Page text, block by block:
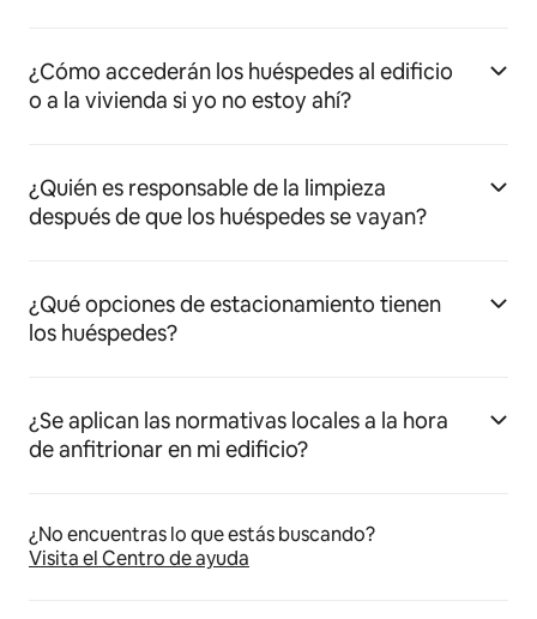
¿Cómo accederán los huéspedes al edificio
o a la vivienda si yo no estoy ahí?
¿Quién es responsable de la limpieza
después de que los huéspedes se vayan?
¿Qué opciones de estacionamiento tienen
los huéspedes?
¿Se aplican las normativas locales a la hora
de anfitrionar en mi edificio?
¿No encuentras lo que estás buscando?
Visita el Centro de ayuda